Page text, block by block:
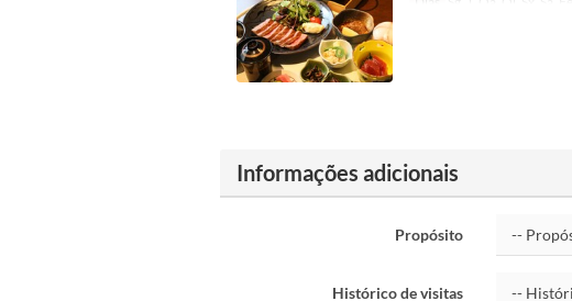
Informações adicionais
Propósito
Histórico de visitas